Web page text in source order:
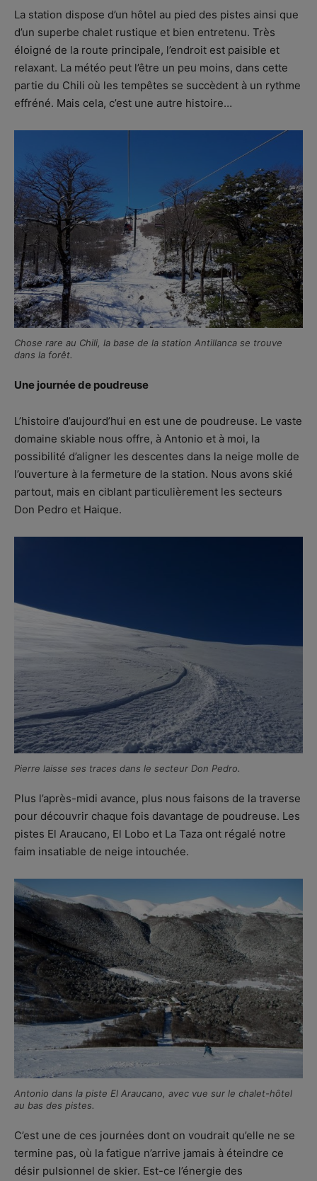
La station dispose d’un hôtel au pied des pistes ainsi que
d’un superbe chalet rustique et bien entretenu. Très
éloigné de la route principale, l’endroit est paisible et
relaxant. La météo peut l’être un peu moins, dans cette
partie du Chili où les tempêtes se succèdent à un rythme
effréné. Mais cela, c’est une autre histoire…
Chose rare au Chili, la base de la station Antillanca se trouve
dans la forêt.
Une journée de poudreuse
L’histoire d’aujourd’hui en est une de poudreuse. Le vaste
domaine skiable nous offre, à Antonio et à moi, la
possibilité d’aligner les descentes dans la neige molle de
l’ouverture à la fermeture de la station. Nous avons skié
partout, mais en ciblant particulièrement les secteurs
Don Pedro et Haique.
Pierre laisse ses traces dans le secteur Don Pedro.
Plus l’après-midi avance, plus nous faisons de la traverse
pour découvrir chaque fois davantage de poudreuse. Les
pistes El Araucano, El Lobo et La Taza ont régalé notre
faim insatiable de neige intouchée.
Antonio dans la piste El Araucano, avec vue sur le chalet-hôtel
au bas des pistes.
C’est une de ces journées dont on voudrait qu’elle ne se
termine pas, où la fatigue n’arrive jamais à éteindre ce
désir pulsionnel de skier. Est-ce l’énergie des